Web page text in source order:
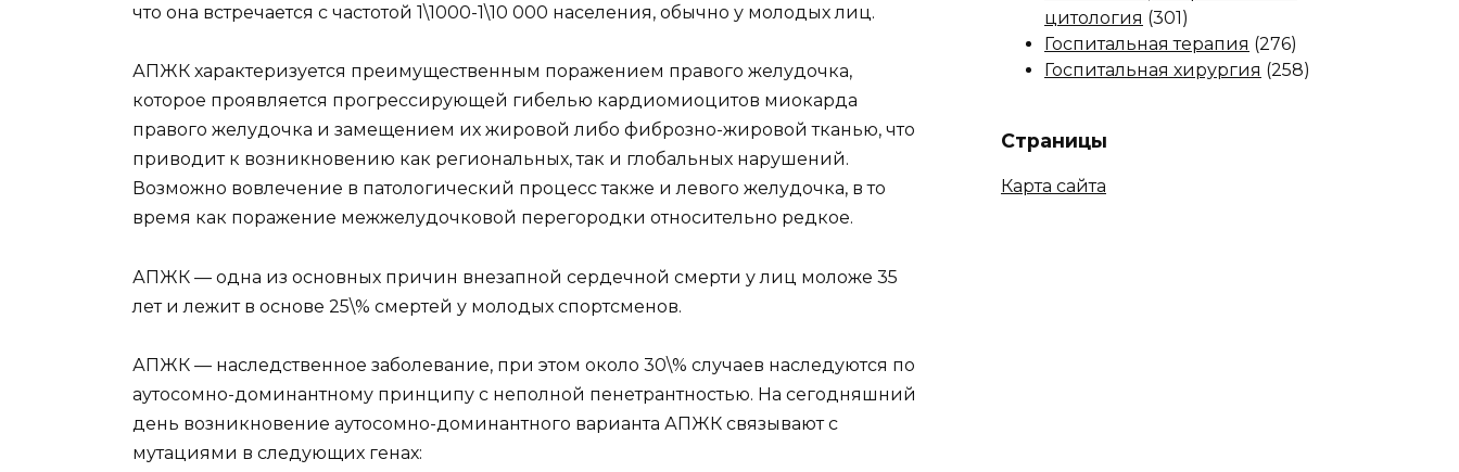
что она встречается с частотой 1\1000-1\10 000 населения, обычно у молодых лиц.
АПЖК характеризуется преимущественным поражением правого желудочка,
которое проявляется прогрессирующей гибелью кардиомиоцитов миокарда
правого желудочка и замещением их жировой либо фиброзно-жировой тканью, что
приводит к возникновению как региональных, так и глобальных нарушений.
Возможно вовлечение в патологический процесс также и левого желудочка, в то
время как поражение межжелудочковой перегородки относительно редкое.
АПЖК — одна из основных причин внезапной сердечной смерти у лиц моложе 35
лет и лежит в основе 25\% смертей у молодых спортсменов.
АПЖК — наследственное заболевание, при этом около 30\% случаев наследуются по
аутосомно-доминантному принципу с неполной пенетрантностью. На сегодняшний
день возникновение аутосомно-доминантного варианта АПЖК связывают с
мутациями в следующих генах:
цитология (301)
Госпитальная терапия (276)
Госпитальная хирургия (258)
Страницы
Карта сайта